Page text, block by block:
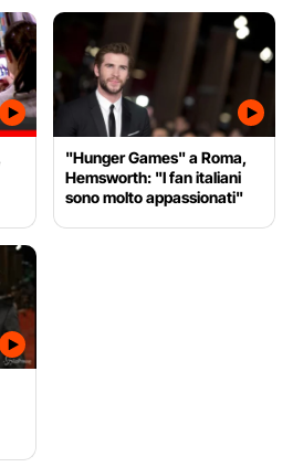
"Hunger Games" a Roma,
Hemsworth: "I fan italiani
sono molto appassionati"